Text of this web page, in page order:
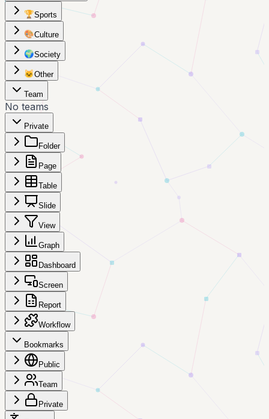
🏆Sports
🎨Culture
🌍Society
🐱Other
Team
No teams
Private
Folder
Page
Table
Slide
View
Graph
Dashboard
Screen
Report
Workflow
Bookmarks
Public
Team
Private